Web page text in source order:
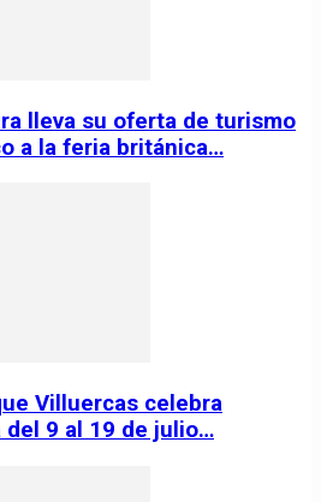
lleva su oferta de turismo
a la feria británica…
Villuercas celebra
del 9 al 19 de julio…